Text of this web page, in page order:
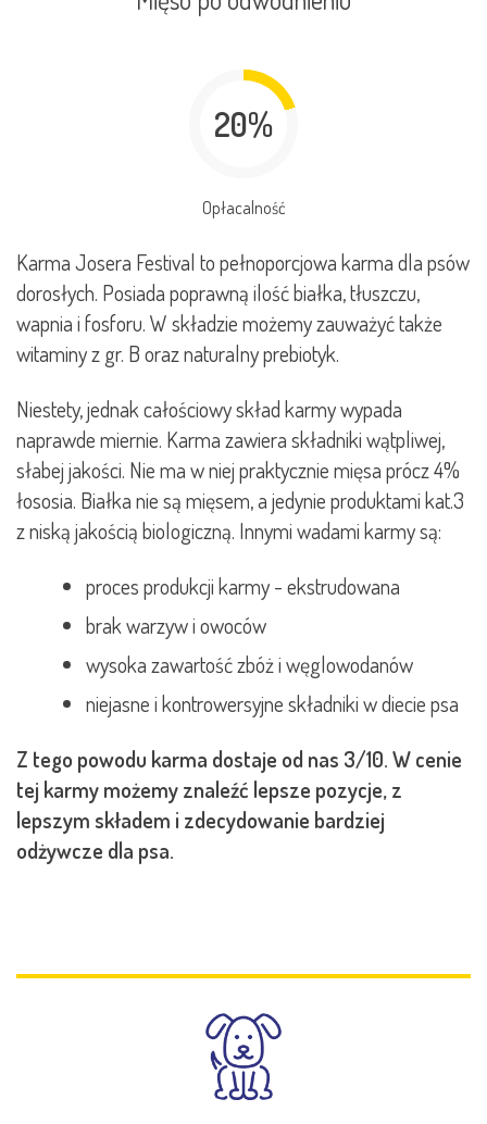
20%
Opłacalność
Karma Josera Festival to pełnoporcjowa karma dla psów
dorosłych. Posiada poprawną ilość białka, tłuszczu,
wapnia i fosforu. W składzie możemy zauważyć także
witaminy z gr. B oraz naturalny prebiotyk.
Niestety, jednak całościowy skład karmy wypada
naprawde miernie. Karma zawiera składniki wątpliwej,
słabej jakości. Nie ma w niej praktycznie mięsa prócz 4%
łososia. Białka nie są mięsem, a jedynie produktami kat.3
z niską jakością biologiczną. Innymi wadami karmy są:
proces produkcji karmy - ekstrudowana
brak warzyw i owoców
wysoka zawartość zbóż i węglowodanów
niejasne i kontrowersyjne składniki w diecie psa
Z tego powodu karma dostaje od nas 3/10. W cenie
tej karmy możemy znaleźć lepsze pozycje, z
lepszym składem i zdecydowanie bardziej
odżywcze dla psa.